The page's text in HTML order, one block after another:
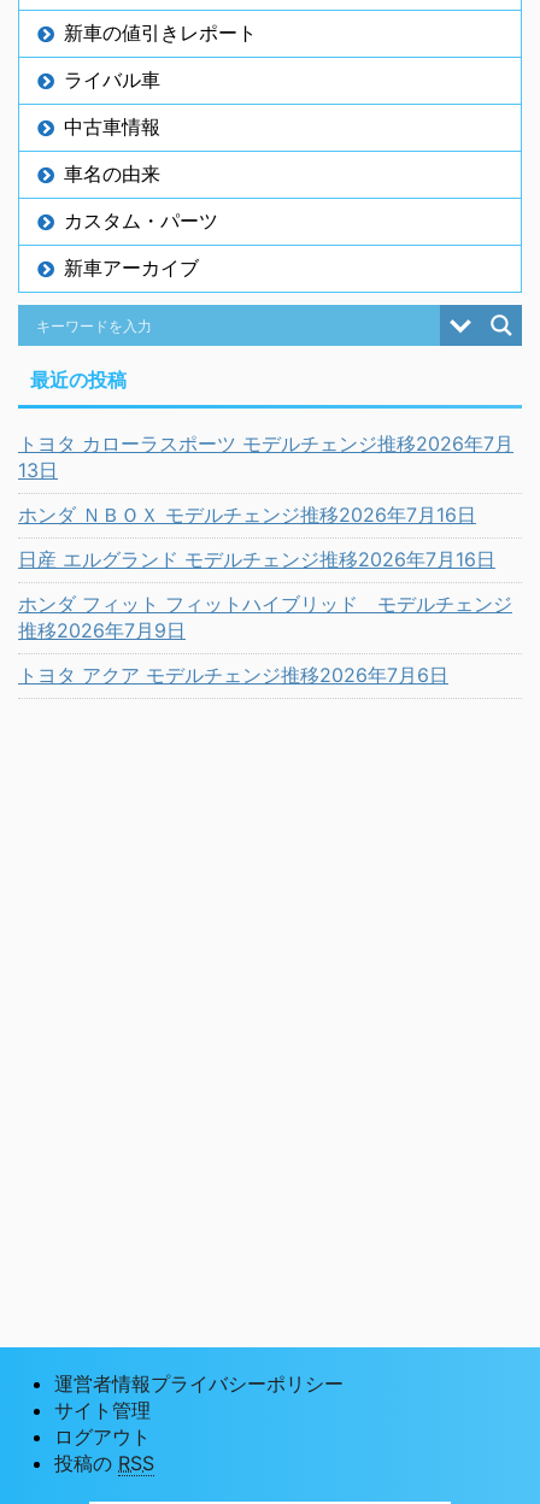
新車の値引きレポート
ライバル車
中古車情報
車名の由来
カスタム・パーツ
新車アーカイブ
最近の投稿
トヨタ カローラスポーツ モデルチェンジ推移2026年7月
13日
ホンダ ＮＢＯＸ モデルチェンジ推移2026年7月16日
日産 エルグランド モデルチェンジ推移2026年7月16日
ホンダ フィット フィットハイブリッド モデルチェンジ
推移2026年7月9日
トヨタ アクア モデルチェンジ推移2026年7月6日
運営者情報プライバシーポリシー
サイト管理
ログアウト
投稿の RSS